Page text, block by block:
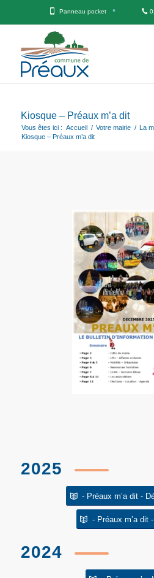
Panneau pocket
Kiosque – Préaux m’a dit
Vous êtes ici : Accueil / Votre mairie / La
Kiosque – Préaux m’a dit
2025
- Préaux m’a dit -
- Préaux m’a dit
2024